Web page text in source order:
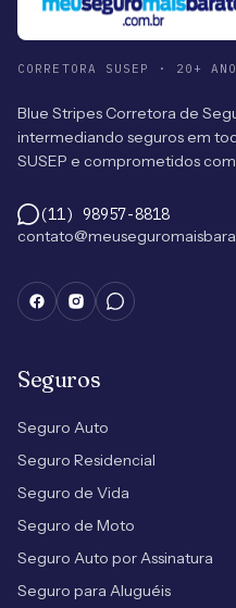
CORRETORA SUSEP · 20+
Blue Stripes Corretora de
intermediando seguros em
SUSEP e comprometidos
(11) 98957-8818
Seguros
Seguro Auto
Seguro Residencial
Seguro de Vida
Seguro de Moto
Seguro Auto por Assinatura
Seguro para Aluguéis